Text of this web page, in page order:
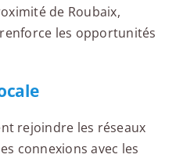
de Roubaix,
renforce les opportunités
rejoindre les réseaux
connexions avec les